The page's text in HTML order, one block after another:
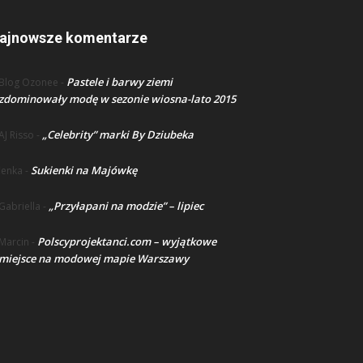
komentarze
Blog Ozonee - Pastele i barwy ziemi
modę w sezonie wiosna-lato 2015
Risso - „Celebrity” marki By Dziubeka
lenka - Sukienki na Majówkę
Gabriella - „Przyłapani na modzie” – lipiec
Marcin - Polscyprojektanci.com – wyjątkowe
miejsce na modowej mapie Warszawy